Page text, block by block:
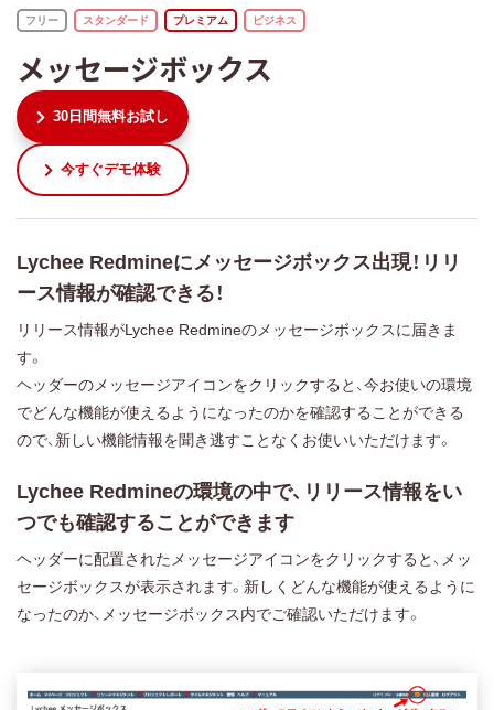
フリー スタンダード プレミアム ビジネス
メッセージボックス
30日間無料お試し
今すぐデモ体験
Lychee Redmineにメッセージボックス出現！リリ
ース情報が確認できる！
リリース情報がLychee Redmineのメッセージボックスに届きま
す。
ヘッダーのメッセージアイコンをクリックすると、今お使いの環境
でどんな機能が使えるようになったのかを確認することができる
ので、新しい機能情報を聞き逃すことなくお使いいただけます。
Lychee Redmineの環境の中で、リリース情報をい
つでも確認することができます
ヘッダーに配置されたメッセージアイコンをクリックすると、メッ
セージボックスが表示されます。新しくどんな機能が使えるように
なったのか、メッセージボックス内でご確認いただけます。